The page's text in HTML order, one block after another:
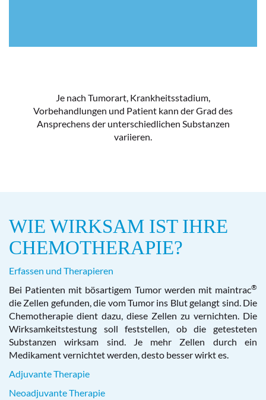
Je nach Tumorart, Krankheitsstadium,
Vorbehandlungen und Patient kann der Grad des
Ansprechens der unterschiedlichen Substanzen
variieren.
WIE WIRKSAM IST IHRE
CHEMOTHERAPIE?
Erfassen und Therapieren
Bei Patienten mit bösartigem Tumor werden mit maintrac®
die Zellen gefunden, die vom Tumor ins Blut gelangt sind. Die
Chemotherapie dient dazu, diese Zellen zu vernichten. Die
Wirksamkeitstestung soll feststellen, ob die getesteten
Substanzen wirksam sind. Je mehr Zellen durch ein
Medikament vernichtet werden, desto besser wirkt es.
Adjuvante Therapie
Neoadjuvante Therapie